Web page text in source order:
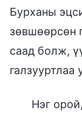
Бурханы
зөвшөөрсөн
саад болж,
Нэг